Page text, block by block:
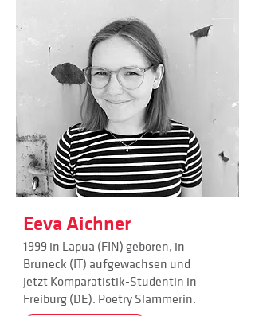
Eeva Aichner
1999 in Lapua (FIN) geboren, in
Bruneck (IT) aufgewachsen und
jetzt Komparatistik-Studentin in
Freiburg (DE). Poetry Slammerin.